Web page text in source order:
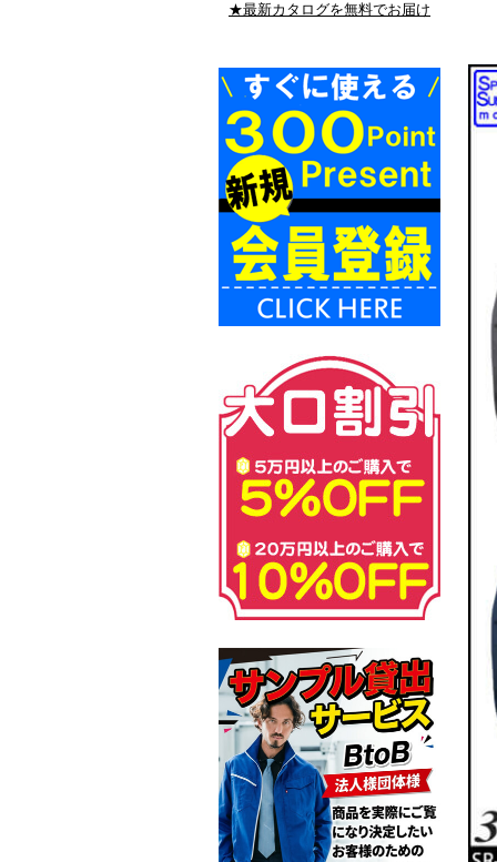
★最新カタログを無料でお届け